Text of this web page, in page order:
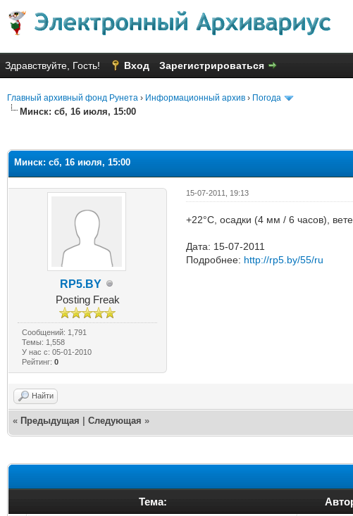
Здравствуйте, Гость! Вход Зарегистрироваться
Главный архивный фонд Рунета › Информационный архив › Погода
Минск: сб, 16 июля, 15:00
Минск: сб, 16 июля, 15:00
RP5.BY
Posting Freak
Сообщений: 1,791
Темы: 1,558
У нас с: 05-01-2010
Рейтинг:0
15-07-2011, 19:13
+22°C, осадки (4 мм / 6 часов),
Дата: 15-07-2011
Подробнее: http://rp5.by/55/ru
Найти
« Предыдущая Следующая »
Тема: